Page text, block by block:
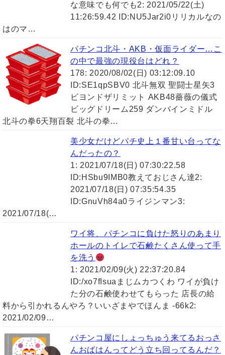
な意味でも何でも2: 2021/05/22(土)
11:26:59.42 ID:NU5Jar2i0リリカルなの
はのマ…
パチンコ北斗・AKB・仮面ライダー…こ
の中で最強の現役台はどれ？
178: 2020/08/02(日) 03:12:09.10
ID:SE1qpSBV0 北斗無双 聖闘士星矢3
ビヨンドザリミット AKB48薔薇の儀式
ビッグドリーム259 ダンバインミドル
北斗の拳6天翔百裂 北斗の拳…
美少女だけどパチ史上１番甘い台ってな
んだったの？
1: 2021/07/18(日) 07:30:22.58
ID:HSbu9IMB0教えておじさん達2:
2021/07/18(日) 07:35:54.35
ID:GnuVh84a0ライジンマン3:
2021/07/18(…
ワイ将、パチンコに負けた怒りのあまり
ホールのトイレで石鹸たくさん使って手
を洗う
1: 2021/02/09(火) 22:37:20.84
ID:/xo7fIsuaまじムカつくわ ワイが負け
た分の石鹸使わせてもらった 店長の給
料から引かれるんやろ？いいざまやでほんま -66k2:
2021/02/09…
パチンコ屋にしょっちゅう来てるおっさ
んおばはんってどう立ち回ってるんだ？